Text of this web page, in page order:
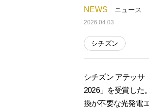
NEWS ニュース
2026.04.03
シチズン
シチズン アテッサ
2026」を受賞した
換が不要な光発電